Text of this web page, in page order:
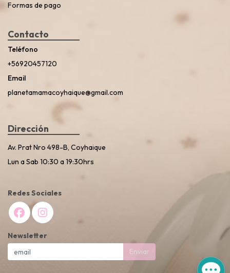
Formas de pago
Contacto
Teléfono
+56920457120
Email
planetamamacoyhaique@gmail.com
Dirección
Av. Prat Nro 498-B, Coyhaique
Lun a Sab 10:30 a 19:30hrs
Redes Sociales
Newsletter
Enviar